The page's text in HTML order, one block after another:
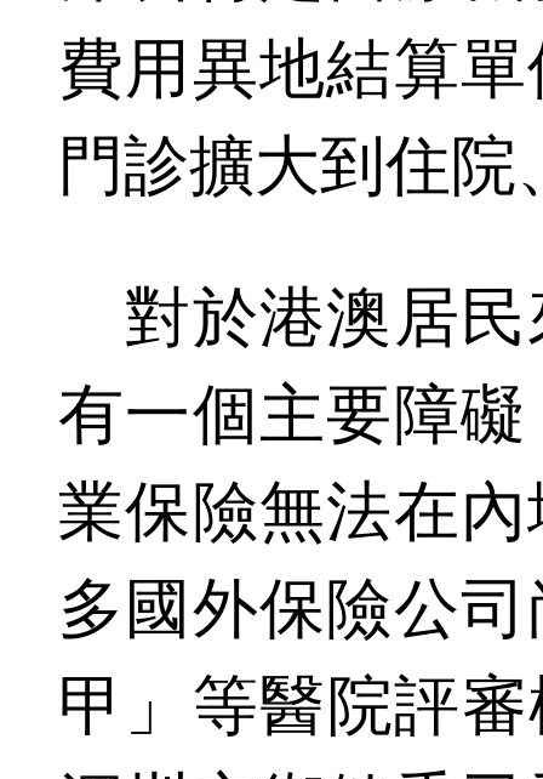
費用異地結算
門診擴大到住
對於港澳居民
有一個主要障
業保險無法在
多國外保險公
甲」等醫院評